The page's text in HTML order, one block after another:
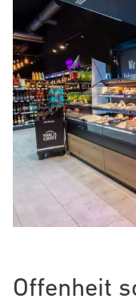
Offenheit